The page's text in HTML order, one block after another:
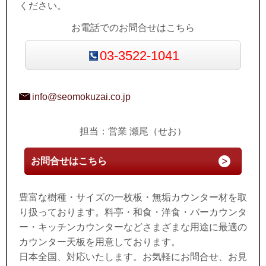
ください。
お電話でのお問合せはこちら
03-3522-1041
info@seomokuzai.co.jp
担当：営業 瀬尾（せお）
お問合せはこちら
豊富な樹種・サイズの一枚板・無垢カウンター材を取
り扱っております。料亭・和食・洋食・バーカウンタ
ー・キッチンカウンターなどさまざまな用途に最適の
カウンター天板を用意しております。
日本全国、対応いたします。お気軽にお問合せ、お見